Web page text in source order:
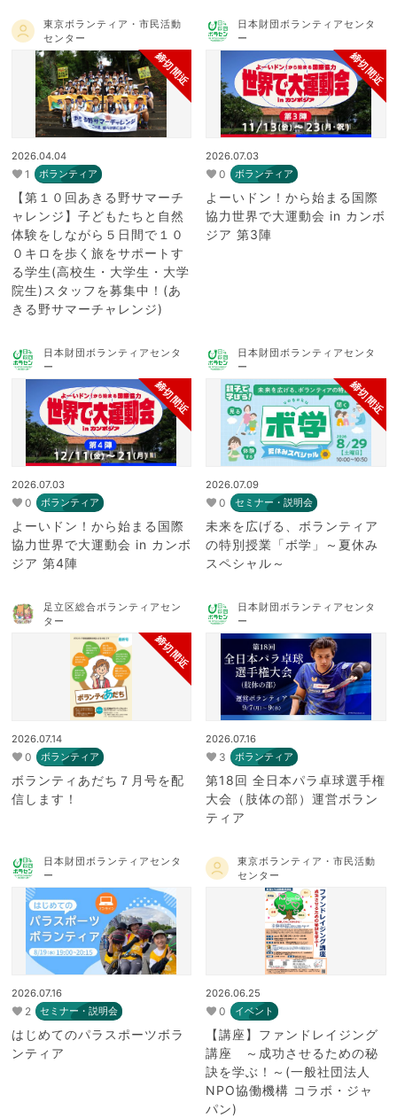
東京ボランティア・市民活動
センター
締切間近
2026.04.04
1 ボランティア
【第１０回あきる野サマーチ
ャレンジ】子どもたちと自然
体験をしながら５日間で１０
０キロを歩く旅をサポートす
る学生(高校生・大学生・大学
院生)スタッフを募集中！(あ
きる野サマーチャレンジ)
日本財団ボランティアセンタ
ー
締切間近
2026.07.03
0 ボランティア
よーいドン！から始まる国際
協力世界で大運動会 in カンボ
ジア 第3陣
日本財団ボランティアセンタ
ー
締切間近
2026.07.03
0 ボランティア
よーいドン！から始まる国際
協力世界で大運動会 in カンボ
ジア 第4陣
日本財団ボランティアセンタ
ー
締切間近
2026.07.09
0 セミナー・説明会
未来を広げる、ボランティア
の特別授業「ボ学」～夏休み
スペシャル～
足立区総合ボランティアセン
ター
締切間近
2026.07.14
0 ボランティア
ボランティあだち７月号を配
信します！
日本財団ボランティアセンタ
ー
2026.07.16
3 ボランティア
第18回 全日本パラ卓球選手権
大会（肢体の部）運営ボラン
ティア
日本財団ボランティアセンタ
ー
2026.07.16
2 セミナー・説明会
はじめてのパラスポーツボラ
ンティア
東京ボランティア・市民活動
センター
2026.06.25
0 イベント
【講座】ファンドレイジング
講座 ～成功させるための秘
訣を学ぶ！～(一般社団法人
NPO協働機構 コラボ・ジャ
パン)